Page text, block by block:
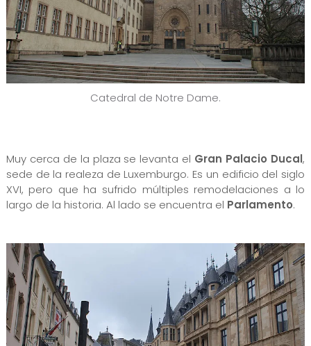
Catedral de Notre Dame.
Muy cerca de la plaza se levanta el Gran Palacio Ducal,
sede de la realeza de Luxemburgo. Es un edificio del siglo
XVI, pero que ha sufrido múltiples remodelaciones a lo
largo de la historia. Al lado se encuentra el Parlamento.